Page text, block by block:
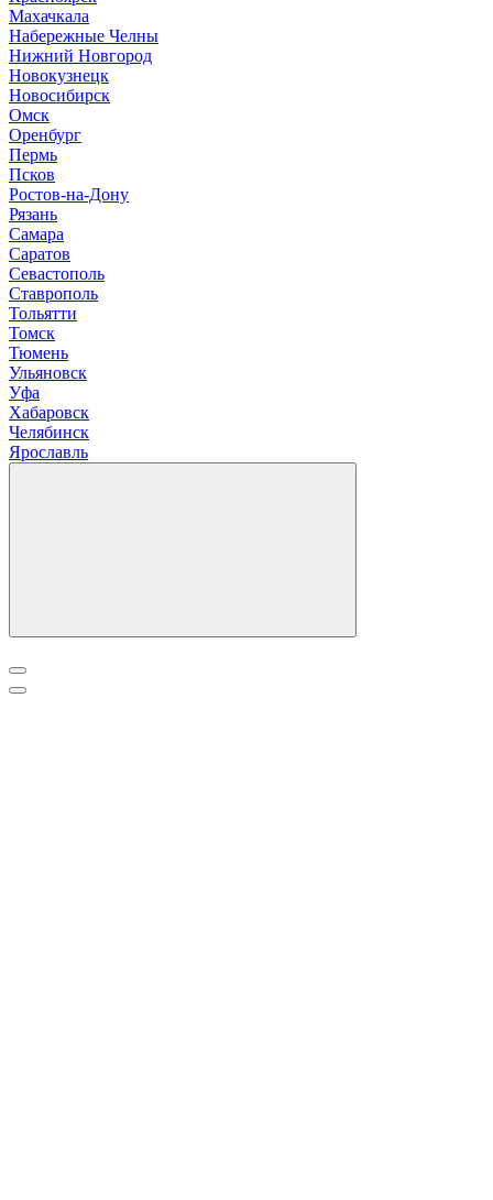
Махачкала
Набережные Челны
Нижний Новгород
Новокузнецк
Новосибирск
Омск
Оренбург
Пермь
Псков
Ростов-на-Дону
Рязань
Самара
Саратов
Севастополь
Ставрополь
Тольятти
Томск
Тюмень
Ульяновск
Уфа
Хабаровск
Челябинск
Ярославль